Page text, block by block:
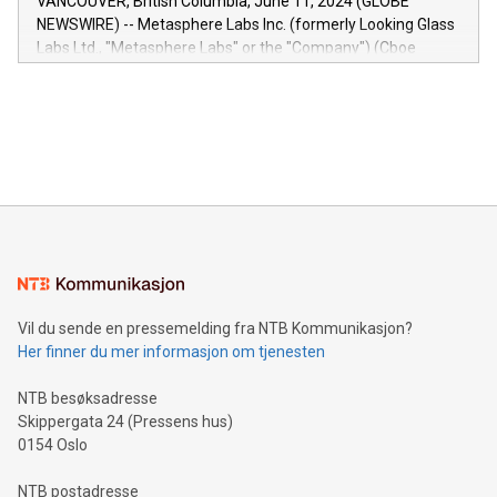
capabilities of the Relay42 Insights module include: Deep
insights into customer behaviors: With the Relay42 Insights
module, marketers can ask unlimited questions about their
NEWSWIRE) -- Metasphere Labs Inc. (formerly Looking Glass
Labs Ltd., "Metasphere Labs" or the "Company") (Cboe
mining.Energy Market Dynamics: Explore how Bitcoin mining
mining.Sound Money: Discover how tamper-proof currency
neutral payment systems support humanitarian
projects.Carbon Footprint: Compare Bitcoin's environmental
event and dive into the critical topics of Bitcoin
Vil du sende en pressemelding fra NTB Kommunikasjon?
Her finner du mer informasjon om tjenesten
NTB besøksadresse
Skippergata 24 (Pressens hus)
0154 Oslo
NTB postadresse